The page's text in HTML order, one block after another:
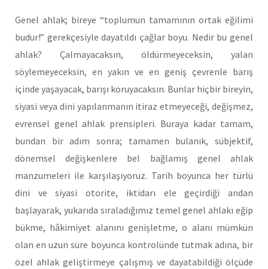
Genel ahlak; bireye “toplumun tamamının ortak eğilimi
budur!” gerekçesiyle dayatıldı çağlar boyu. Nedir bu genel
ahlak? Çalmayacaksın, öldürmeyeceksin, yalan
söylemeyeceksin, en yakın ve en geniş çevrenle barış
içinde yaşayacak, barışı koruyacaksın. Bunlar hiçbir bireyin,
siyasi veya dini yapılanmanın itiraz etmeyeceği, değişmez,
evrensel genel ahlak prensipleri. Buraya kadar tamam,
bundan bir adım sonra; tamamen bulanık, sübjektif,
dönemsel değişkenlere bel bağlamış genel ahlak
manzumeleri ile karşılaşıyoruz. Tarih boyunca her türlü
dini ve siyasi otorite, iktidarı ele geçirdiği andan
başlayarak, yukarıda sıraladığımız temel genel ahlakı eğip
bükme, hâkimiyet alanını genişletme, o alanı mümkün
olan en uzun süre boyunca kontrolünde tutmak adına, bir
özel ahlak geliştirmeye çalışmış ve dayatabildiği ölçüde